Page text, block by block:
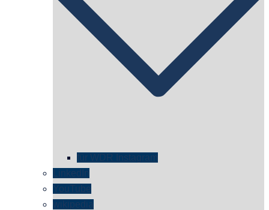
für WDR Instagram
LinkedIn
YouTube
wikipedia